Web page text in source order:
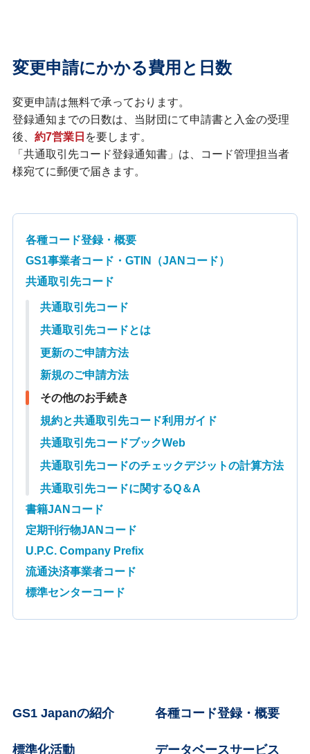
変更申請にかかる費用と日数
変更申請は無料で承っております。
登録通知までの日数は、当財団にて申請書と入金の受理
後、 約7営業日 を要します。
「共通取引先コード登録通知書」は、コード管理担当者
様宛てに郵便で届きます。
各種コード登録・概要
GS1事業者コード・GTIN（JANコード）
共通取引先コード
共通取引先コード
共通取引先コードとは
更新のご申請方法
新規のご申請方法
その他のお手続き
規約と共通取引先コード利用ガイド
共通取引先コードブックWeb
共通取引先コードのチェックデジットの計算方法
共通取引先コードに関するQ＆A
書籍JANコード
定期刊行物JANコード
U.P.C. Company Prefix
流通決済事業者コード
標準センターコード
GS1 Japanの紹介 各種コード登録・概要
標準化活動 データベースサービス